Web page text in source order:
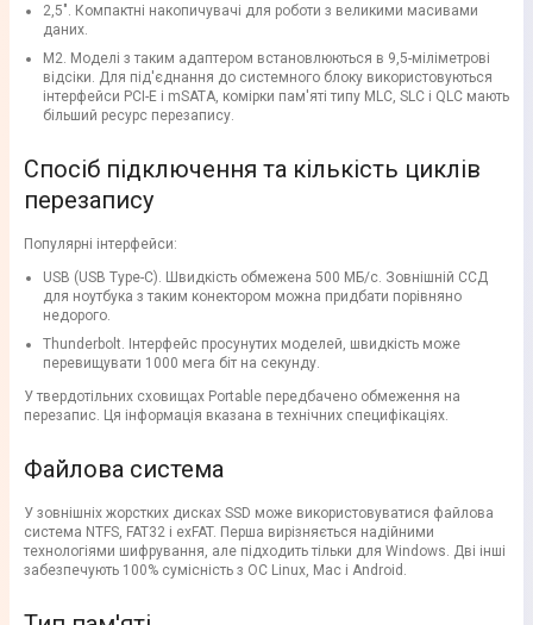
2,5". Компактні накопичувачі для роботи з великими масивами
даних.
M2. Моделі з таким адаптером встановлюються в 9,5-міліметрові
відсіки. Для під'єднання до системного блоку використовуються
інтерфейси PCI-E і mSATA, комірки пам'яті типу MLC, SLC і QLC мають
більший ресурс перезапису.
Спосіб підключення та кількість циклів
перезапису
Популярні інтерфейси:
USB (USB Type-C). Швидкість обмежена 500 МБ/с. Зовнішній ССД
для ноутбука з таким конектором можна придбати порівняно
недорого.
Thunderbolt. Інтерфейс просунутих моделей, швидкість може
перевищувати 1000 мега біт на секунду.
У твердотільних сховищах Portable передбачено обмеження на
перезапис. Ця інформація вказана в технічних специфікаціях.
Файлова система
У зовнішніх жорстких дисках SSD може використовуватися файлова
система NTFS, FAT32 і exFAT. Перша вирізняється надійними
технологіями шифрування, але підходить тільки для Windows. Дві інші
забезпечують 100% сумісність з ОС Linux, Mac і Android.